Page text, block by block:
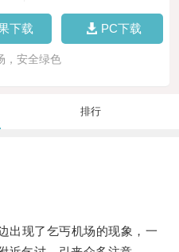
下载 PC下载
，安全绿色
排行
现了乞丐机场的现象，一